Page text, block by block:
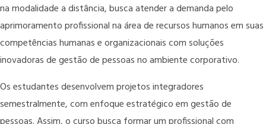
na modalidade a distância, busca atender a demanda pelo
aprimoramento profissional na área de recursos humanos em suas
competências humanas e organizacionais com soluções
inovadoras de gestão de pessoas no ambiente corporativo.
Os estudantes desenvolvem projetos integradores
semestralmente, com enfoque estratégico em gestão de